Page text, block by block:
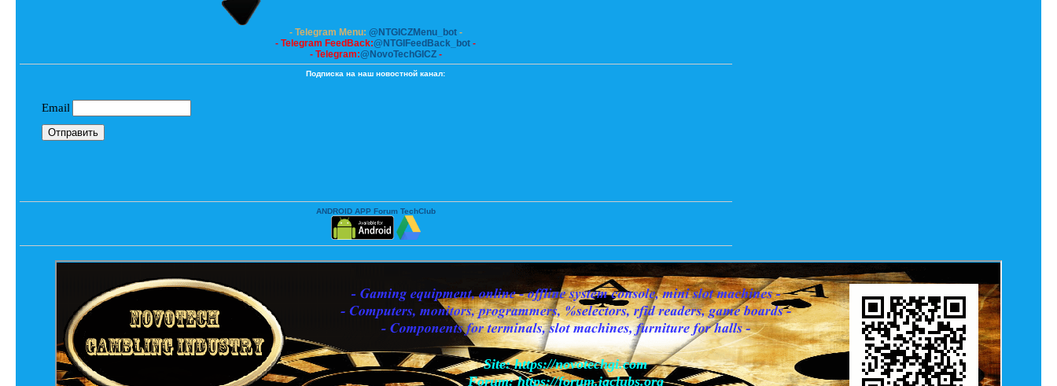
- Telegram Menu: @NTGICZMenu_bot-
- Telegram FeedBack:@NTGIFeedBack_bot -
- Telegram:@NovoTechGICZ-
Подписка на наш новостной канал:
ANDROID APP Forum TechClub